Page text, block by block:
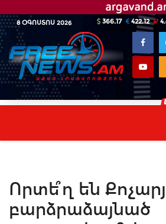
8 ՕԳՈՍՏՈՍ 2026 366.17 422.12
Որտե՞ղ են
բարձրաձայնած